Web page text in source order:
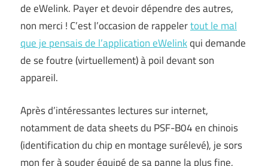
de eWelink. Payer et devoir dépendre des autres,
non merci ! C’est l’occasion de rappelertout le mal
que je pensais de l’application eWelinkqui demande
de se foutre (virtuellement) à poil devant son
appareil.
Après d’intéressantes lectures sur internet,
notamment de data sheets du PSF-B04 en chinois
(identification du chip en montage surélevé), je sors
mon fer à souder équipé de sa panne la plus fine,